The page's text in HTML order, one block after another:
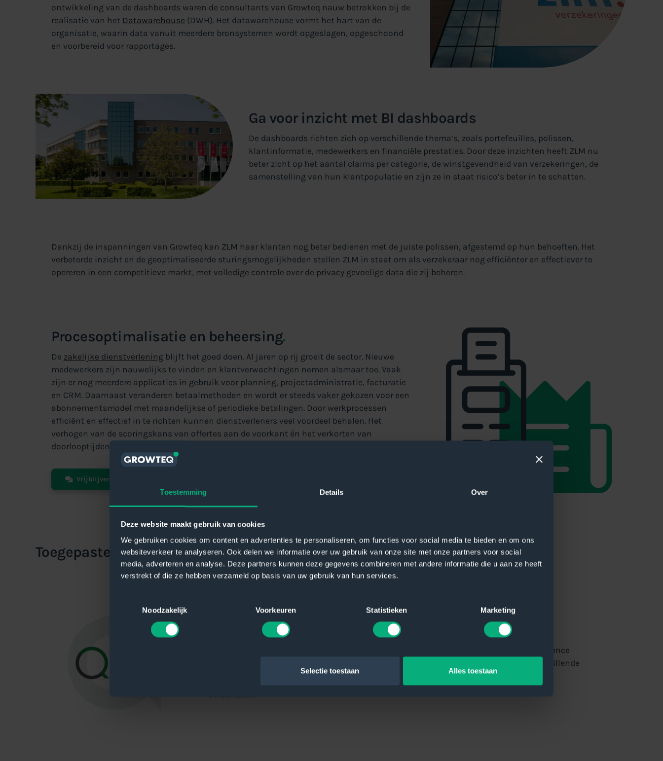
Toestemming Details Over
Deze website maakt gebruik van cookies
We gebruiken cookies om content en advertenties te personaliseren, om functies voor social media te bieden en om ons
websiteverkeer te analyseren. Ook delen we informatie over uw gebruik van onze site met onze partners voor social
media, adverteren en analyse. Deze partners kunnen deze gegevens combineren met andere informatie die u aan ze heeft
verstrekt of die ze hebben verzameld op basis van uw gebruik van hun services.
Noodzakelijk
Voorkeuren Statistieken Marketing
Selectie toestaan Alles toestaan
ontwikkeling van de dashboards waren de consultants van Growteq nauw betrokken bij de
realisatie van het Datawarehouse (DWH). Het datawarehouse vormt het hart van de
organisatie, waarin data vanuit meerdere bronsystemen wordt opgeslagen, opgeschoond
en voorbereid voor rapportages.
Ga voor inzicht met BI dashboards
De dashboards richten zich op verschillende thema’s, zoals portefeuilles, polissen,
klantinformatie, medewerkers en financiële prestaties. Door deze inzichten heeft ZLM nu
beter zicht op het aantal claims per categorie, de winstgevendheid van verzekeringen, de
samenstelling van hun klantpopulatie en zijn ze in staat risico’s beter in te schatten.
Dankzij de inspanningen van Growteq kan ZLM haar klanten nog beter bedienen met de juiste polissen, afgestemd op hun behoeften. Het
verbeterde inzicht en de geoptimaliseerde sturingsmogelijkheden stellen ZLM in staat om als verzekeraar nog efficiënter en effectiever te
opereren in een competitieve markt, met volledige controle over de privacy gevoelige data die zij beheren.
Procesoptimalisatie en beheersing.
De zakelijke dienstverleningblijft het goed doen. Al jaren op rij groeit de sector. Nieuwe
medewerkers zijn nauwelijks te vinden en klantverwachtingen nemen alsmaar toe. Vaak
zijn er nog meerdere applicaties in gebruik voor planning, projectadministratie, facturatie
en CRM. Daarnaast veranderen betaalmethoden en wordt er steeds vaker gekozen voor een
abonnementsmodel met maandelijkse of periodieke betalingen. Door werkprocessen
efficiënt en effectief in te richten kunnen dienstverleners veel voordeel behalen. Het
verhogen van de scoringskans van offertes aan de voorkant én het verkorten van
doorlooptijden van je facturatieproces aan de achterkant.
Vrijblijvend online kennismaken
Toegepaste technieken
Qlik Sense Business Intelligence. Qlik Sense is een van de krachtigste business intelligence
tools voor analyse en management rapportages. Qlik Sense brengt de data uit je verschillende
Verder lezen